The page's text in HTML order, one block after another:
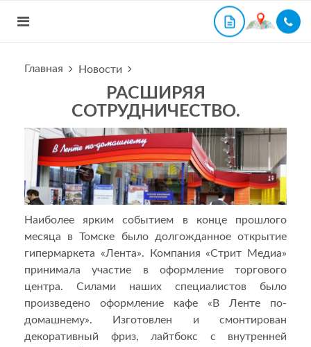
Главная Новости
РАСШИРЯЯ
СОТРУДНИЧЕСТВО.
Наиболее ярким событием в конце прошлого
месяца в Томске было долгожданное открытие
гипермаркета «Лента». Компания «Стрит Медиа»
принимала участие в оформление торгового
центра. Силами наших специалистов было
произведено оформление кафе «В Ленте по-
домашнему». Изготовлен и смонтирован
декоративный фриз, лайтбокс с внутренней